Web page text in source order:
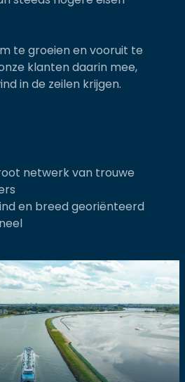
te groeien en vooruit te
klanten daarin mee,
in de zeilen krijgen.
netwerk van trouwe
en breed georiënteerd